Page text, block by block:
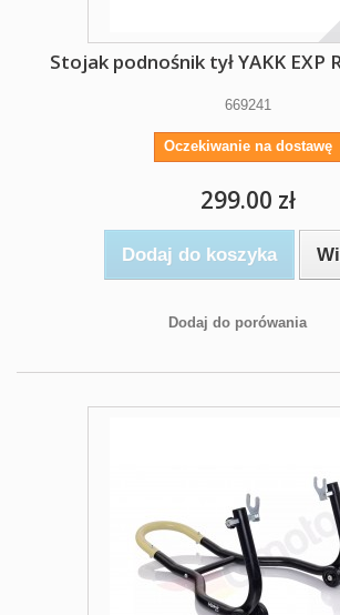
Stojak podnośnik tył YAKK EXP
669241
Oczekiwanie na dostawę
299.00 zł
Dodaj do koszyka
Dodaj do porówania